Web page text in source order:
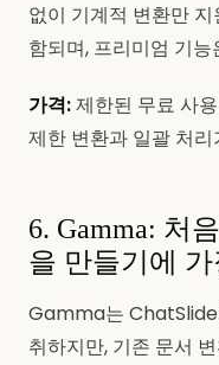
없이 기계적 변환만
함되며, 프리미엄 기
가격:제한된 무료 사
제한 변환과 일괄 처리
6. Gamma: 처
을 만들기에
Gamma는 ChatSlide
취하지만, 기존 문서